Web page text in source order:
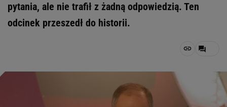
pytania, ale nie trafił z żadną odpowiedzią. Ten
odcinek przeszedł do historii.